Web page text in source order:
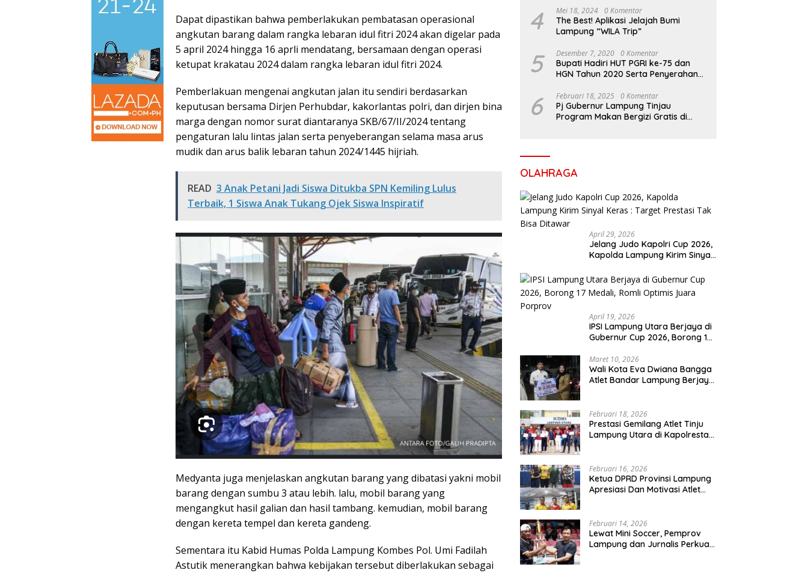
Dapat dipastikan bahwa pemberlakukan pembatasan operasional
angkutan barang dalam rangka lebaran idul fitri 2024 akan digelar pada
5 april 2024 hingga 16 aprli mendatang, bersamaan dengan operasi
ketupat krakatau 2024 dalam rangka lebaran idul fitri 2024.
Pemberlakuan mengenai angkutan jalan itu sendiri berdasarkan
keputusan bersama Dirjen Perhubdar, kakorlantas polri, dan dirjen bina
marga dengan nomor surat diantaranya SKB/67/II/2024 tentang
pengaturan lalu lintas jalan serta penyeberangan selama masa arus
mudik dan arus balik lebaran tahun 2024/1445 hijriah.
READ 3 Anak Petani Jadi Siswa Ditukba SPN Kemiling Lulus
Terbaik, 1 Siswa Anak Tukang Ojek Siswa Inspiratif
Medyanta juga menjelaskan angkutan barang yang dibatasi yakni mobil
barang dengan sumbu 3 atau lebih. lalu, mobil barang yang
mengangkut hasil galian dan hasil tambang. kemudian, mobil barang
dengan kereta tempel dan kereta gandeng.
Sementara itu Kabid Humas Polda Lampung Kombes Pol. Umi Fadilah
Astutik menerangkan bahwa kebijakan tersebut diberlakukan sebagai
Siswa SD dan SMP
4 Mei 18, 2024 0 Komentar
The Best! Aplikasi Jelajah Bumi
Lampung “WILA Trip”
5 Desember 7, 2020 0 Komentar
Bupati Hadiri HUT PGRI ke-75 dan
HGN Tahun 2020 Serta Penyerahan
6 Februari 18, 2025 0 Komentar
Pj Gubernur Lampung Tinjau
Program Makan Bergizi Gratis di
OLAHRAGA
April 29, 2026
Jelang Judo Kapolri Cup 2026,
Kapolda Lampung Kirim Sinyal
Bisa Ditawar
April 19, 2026
IPSI Lampung Utara Berjaya di
Gubernur Cup 2026, Borong 17
Porprov
Maret 10, 2026
Wali Kota Eva Dwiana Bangga
Atlet Bandar Lampung Berjaya
Februari 18, 2026
Prestasi Gemilang Atlet Tinju
Lampung Utara di Kapolresta
Februari 16, 2026
Ketua DPRD Provinsi Lampung
Apresiasi Dan Motivasi Atlet
Februari 14, 2026
Lewat Mini Soccer, Pemprov
Lampung dan Jurnalis Perkuat